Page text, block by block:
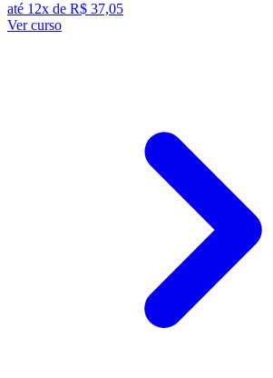
até 12x de R$ 37,05
Ver curso